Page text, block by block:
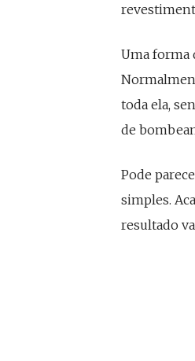
Uma forma
toda ela,
de
Pode
simples.
resultado